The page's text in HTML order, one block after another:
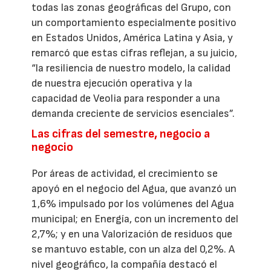
todas las zonas geográficas del Grupo, con
un comportamiento especialmente positivo
en Estados Unidos, América Latina y Asia, y
remarcó que estas cifras reflejan, a su juicio,
“la resiliencia de nuestro modelo, la calidad
de nuestra ejecución operativa y la
capacidad de Veolia para responder a una
demanda creciente de servicios esenciales”.
Las cifras del semestre, negocio a
negocio
Por áreas de actividad, el crecimiento se
apoyó en el negocio del Agua, que avanzó un
1,6% impulsado por los volúmenes del Agua
municipal; en Energía, con un incremento del
2,7%; y en una Valorización de residuos que
se mantuvo estable, con un alza del 0,2%. A
nivel geográfico, la compañía destacó el